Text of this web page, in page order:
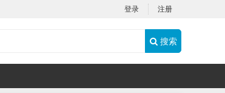
登录 注册
搜索